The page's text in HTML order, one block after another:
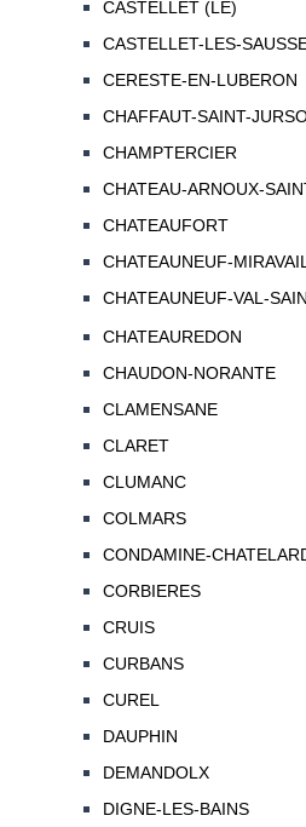
CASTELLET (LE)
CASTELLET-LES-
CERESTE-EN-LUBERON
CHAFFAUT-SAINT-
CHAMPTERCIER
CHATEAU-ARNOUX-
CHATEAUFORT
CHATEAUNEUF-
CHATEAUNEUF-VAL-
CHATEAUREDON
CHAUDON-NORANTE
CLAMENSANE
CLARET
CLUMANC
COLMARS
CONDAMINE-
CORBIERES
CRUIS
CURBANS
CUREL
DAUPHIN
DEMANDOLX
DIGNE-LES-BAINS